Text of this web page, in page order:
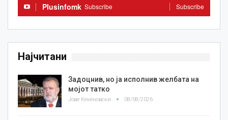
Plusinfomk Subscribe Subscribe
Најчитани
Задоцнив, но ја исполнив желбата на
мојот татко
Јове Кекеновски 08/08/2026